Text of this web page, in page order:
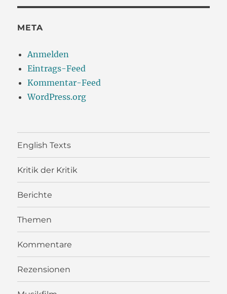
META
Anmelden
Eintrags-Feed
Kommentar-Feed
WordPress.org
English Texts
Kritik der Kritik
Berichte
Themen
Kommentare
Rezensionen